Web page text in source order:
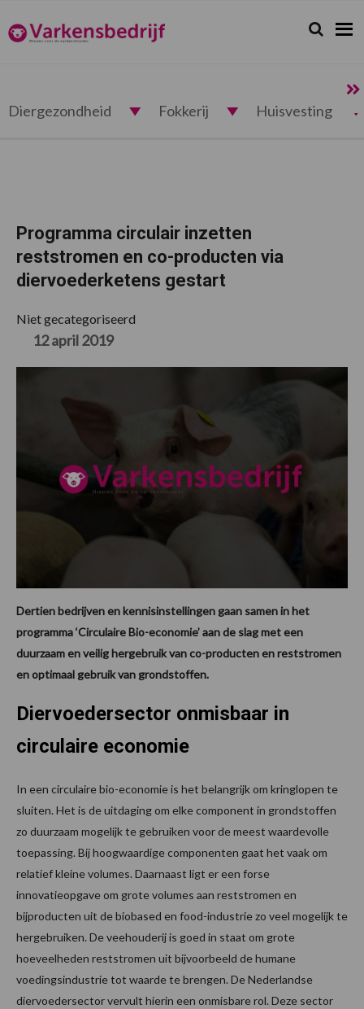
de
hoofdnavigatie
de
hoofd
de
eerste
de
voettekst
Varkensbedrijf.nl Zoeken...
Zoek
Diergezondheid Fokkerij Huisvesting
Programma circulair inzetten
reststromen en co-producten via
diervoederketens gestart
Niet gecategoriseerd
12 april 2019
Dertien bedrijven en kennisinstellingen gaan samen in het
programma ‘Circulaire Bio-economie’ aan de slag met een
duurzaam en veilig hergebruik van co-producten en reststromen
en optimaal gebruik van grondstoffen.
Diervoedersector onmisbaar in
circulaire economie
In een circulaire bio-economie is het belangrijk om kringlopen te
sluiten. Het is de uitdaging om elke component in grondstoffen
zo duurzaam mogelijk te gebruiken voor de meest waardevolle
toepassing. Bij hoogwaardige componenten gaat het vaak om
relatief kleine volumes. Daarnaast ligt er een forse
innovatieopgave om grote volumes aan reststromen en
bijproducten uit de biobased en food-industrie zo veel mogelijk te
hergebruiken. De veehouderij is goed in staat om grote
hoeveelheden reststromen uit bijvoorbeeld de humane
voedingsindustrie tot waarde te brengen. De Nederlandse
diervoedersector vervult hierin een onmisbare rol. Deze sector